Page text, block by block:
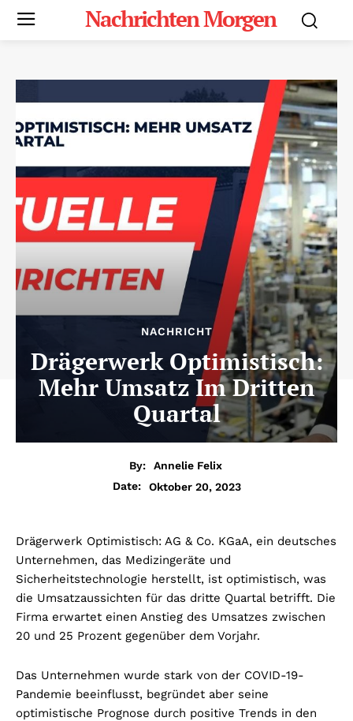
Nachrichten Morgen
NACHRICHT
Drägerwerk Optimistisch:
Mehr Umsatz Im Dritten
Quartal
By:
Annelie Felix
Date:
Oktober 20, 2023
Drägerwerk Optimistisch: AG & Co. KGaA, ein deutsches
Unternehmen, das Medizingeräte und
Sicherheitstechnologie herstellt, ist optimistisch, was
die Umsatzaussichten für das dritte Quartal betrifft. Die
Firma erwartet einen Anstieg des Umsatzes zwischen
20 und 25 Prozent gegenüber dem Vorjahr.
Das Unternehmen wurde stark von der COVID-19-
Pandemie beeinflusst, begründet aber seine
optimistische Prognose durch positive Trends in den